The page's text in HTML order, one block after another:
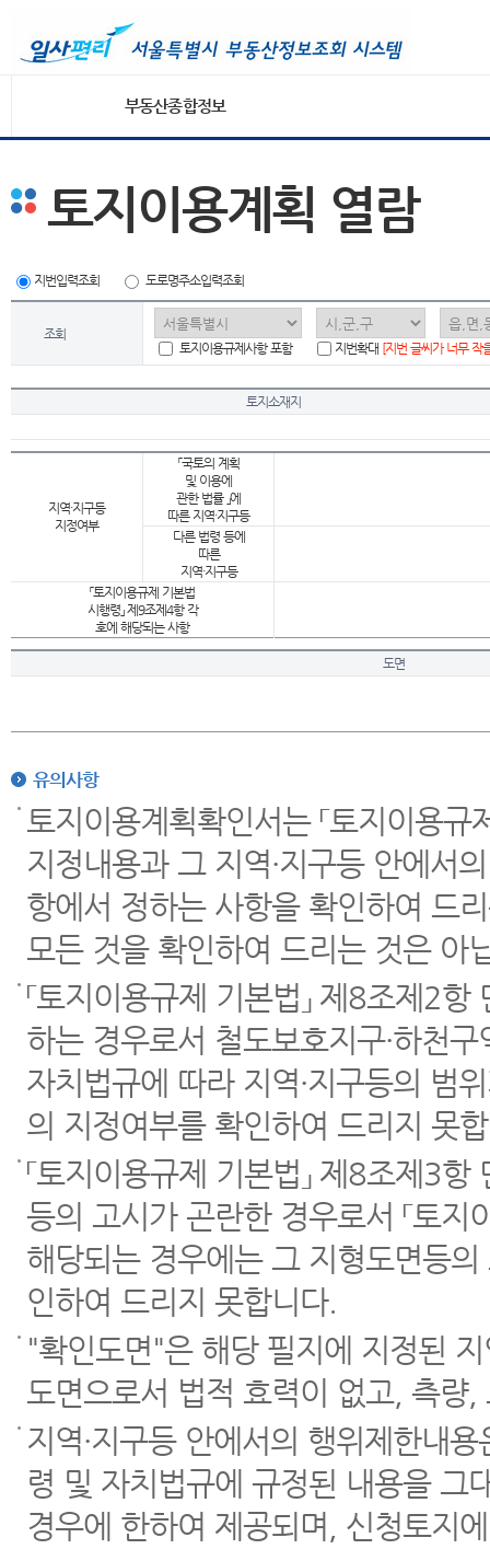
부동산종합정보
토지이용계획 열람
지번입력조회 도로명주소입력조회
조회
토지이용규제사항 포함
지번확대 [지번 글씨가 너무 작
토지소재지
지역·지구등
지정여부
「국토의 계획
및 이용에
관한 법률 」에
따른 지역·지구등
다른 법령 등에
따른
지역·지구등
「토지이용규제 기본법
시행령」 제9조제4항 각
호에 해당되는 사항
도면
유의사항
토지이용계획확인서는 「토지이용
지정내용과 그 지역·지구등 안에서
항에서 정하는 사항을 확인하여 드
모든 것을 확인하여 드리는 것은 아
「토지이용규제 기본법」 제8조제2
하는 경우로서 철도보호지구·하천
자치법규에 따라 지역·지구등의 범
의 지정여부를 확인하여 드리지 못
「토지이용규제 기본법」 제8조제3
등의 고시가 곤란한 경우로서 「토
해당되는 경우에는 그 지형도면등
인하여 드리지 못합니다.
"확인도면"은 해당 필지에 지정된
도면으로서 법적 효력이 없고, 측량
지역·지구등 안에서의 행위제한내
령 및 자치법규에 규정된 내용을 그
경우에 한하여 제공되며, 신청토지